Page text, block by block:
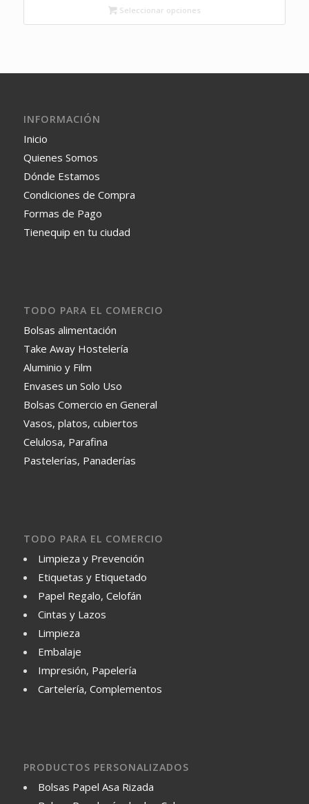
Seleccionar opciones
INFORMACIÓN
Inicio
Quienes Somos
Dónde Estamos
Condiciones de Compra
Formas de Pago
Tienequip en tu ciudad
TODO PARA EL COMERCIO
Bolsas alimentación
Take Away Hostelería
Aluminio y Film
Envases un Solo Uso
Bolsas Comercio en General
Vasos, platos, cubiertos
Celulosa, Parafina
Pastelerías, Panaderías
TODO PARA EL COMERCIO
Limpieza y Prevención
Etiquetas y Etiquetado
Papel Regalo, Celofán
Cintas y Lazos
Limpieza
Embalaje
Impresión, Papelería
Cartelería, Complementos
PRODUCTOS PERSONALIZADOS
Bolsas Papel Asa Rizada